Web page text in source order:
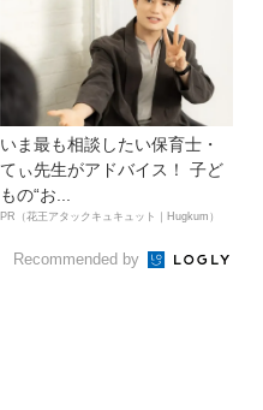
いま最も相談したい保育士・
てぃ先生がアドバイス！ 子ど
もの“お...
PR（花王アタックキュキュット｜Hugkum）
Recommended by